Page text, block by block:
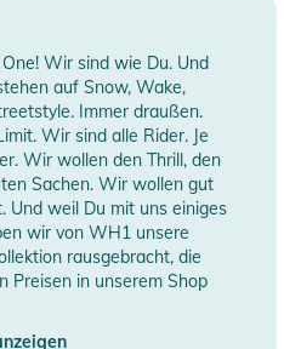
verleiht der Cap eine perfekte
und Style vereint.
bis zum Date am
immer und überall und
einen schicken Look, wo immer
100% Baumwolle
Cap
Herstellerangaben
anzeigen
Wir sind wie Du. Und
auf Snow, Wake,
Immer draußen.
Wir sind alle Rider. Je
Wir wollen den Thrill, den
Sachen. Wir wollen gut
Und weil Du mit uns einiges
wir von WH1 unsere
rausgebracht, die
Preisen in unserem Shop